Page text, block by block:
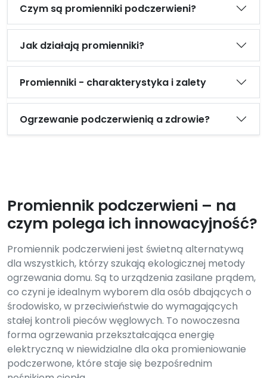
Czym są promienniki podczerwieni?
Jak działają promienniki?
Promienniki - charakterystyka i zalety
Ogrzewanie podczerwienią a zdrowie?
Promiennik podczerwieni – na
czym polega ich innowacyjność?
Promiennik podczerwieni jest świetną alternatywą
dla wszystkich, którzy szukają ekologicznej metody
ogrzewania domu. Są to urządzenia zasilane prądem,
co czyni je idealnym wyborem dla osób dbających o
środowisko, w przeciwieństwie do wymagających
stałej kontroli pieców węglowych. To nowoczesna
forma ogrzewania przekształcająca energię
elektryczną w niewidzialne dla oka promieniowanie
podczerwone, które staje się bezpośrednim